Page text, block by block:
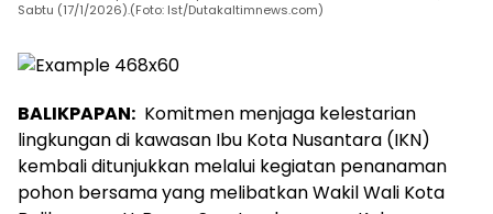
Sabtu (17/1/2026).(Foto: Ist/Dutakaltimnews.com)
BALIKPAPAN: Komitmen menjaga kelestarian
lingkungan di kawasan Ibu Kota Nusantara (IKN)
kembali ditunjukkan melalui kegiatan penanaman
pohon bersama yang melibatkan Wakil Wali Kota